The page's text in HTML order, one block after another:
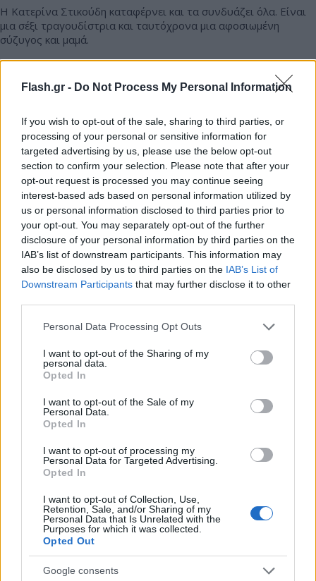
Flash.gr - Do Not Process My Personal Information
If you wish to opt-out of the sale, sharing to third parties, or
processing of your personal or sensitive information for
targeted advertising by us, please use the below opt-out
section to confirm your selection. Please note that after your
opt-out request is processed you may continue seeing
interest-based ads based on personal information utilized by
us or personal information disclosed to third parties prior to
your opt-out. You may separately opt-out of the further
disclosure of your personal information by third parties on the
IAB’s list of downstream participants. This information may
also be disclosed by us to third parties on the IAB’s List of
Downstream Participants that may further disclose it to other
Please note that this website/app uses one or more Google
not limited to your visit or usage behaviour. You may click to
grant or deny consent to Google and its third-party tags to
use your data for below specified purposes in below Google
consent section.
Personal Data Processing Opt Outs
I want to opt-out of the Sharing of my
personal data.
Opted In
I want to opt-out of the Sale of my
Personal Data.
Opted In
I want to opt-out of processing my
Personal Data for Targeted Advertising.
Opted In
I want to opt-out of Collection, Use,
Retention, Sale, and/or Sharing of my
Personal Data that Is Unrelated with the
Purposes for which it was collected.
Opted Out
Google consents
Η Κατερίνα Στικούδη καταφέρνει και τα συνδυάζει όλα. Είναι
μια σέξι τραγουδίστρια και ταυτόχρονα μια αφοσιωμένη
σύζυγος και μαμά.
Συντακτική
Ομάδα
Flash.gr
Στικούδη: «Γνώρισα τον άνδρα μου σε ηλικία 23
ετών - Δεν πρόλαβα να βγω με κάποιον από το
instagram»
γνώρισε τον Βαγγέλη Σερίφη σε μικρή ηλικία και δεν χρειάστηκε
να πειραματιστεί.
21.10.2024 11:14
Ομάδα